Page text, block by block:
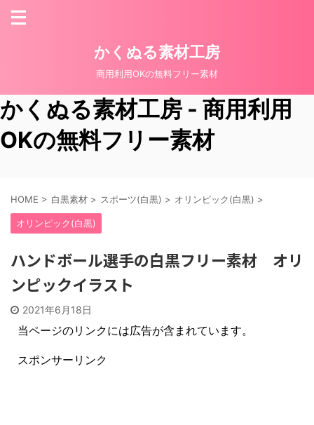
かくぬる素材工房
商用利用OKの無料フリー素材
かくぬる素材工房 - 商用利用
OKの無料フリー素材
HOME > 白黒素材 > スポーツ(白黒) > オリンピック(白黒) >
オリンピック(白黒)
ハンドボール選手の白黒フリー素材 オリ
ンピックイラスト
2021年6月18日
当ページのリンクには広告が含まれています。
スポンサーリンク